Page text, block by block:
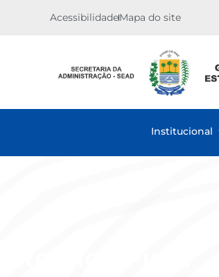
AcessibilidadeMapa do site
Institucional